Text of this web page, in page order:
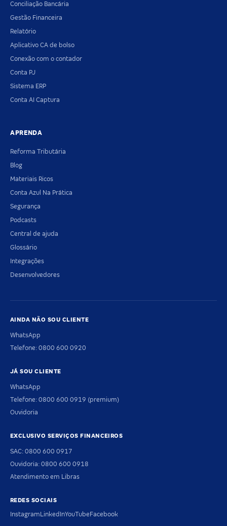
Conciliação Bancária
Gestão Financeira
Relatório
Aplicativo CA de bolso
Conexão com o contador
Conta PJ
Sistema ERP
Conta AI Captura
APRENDA
Reforma Tributária
Blog
Materiais Ricos
Conta Azul Na Prática
Segurança
Podcasts
Central de ajuda
Glossário
Integrações
Desenvolvedores
AINDA NÃO SOU CLIENTE
WhatsApp
Telefone: 0800 600 0920
JÁ SOU CLIENTE
WhatsApp
Telefone: 0800 600 0919 (premium)
Ouvidoria
EXCLUSIVO SERVIÇOS FINANCEIROS
SAC: 0800 600 0917
Ouvidoria: 0800 600 0918
Atendimento em Libras
REDES SOCIAIS
InstagramLinkedInYouTubeFacebook